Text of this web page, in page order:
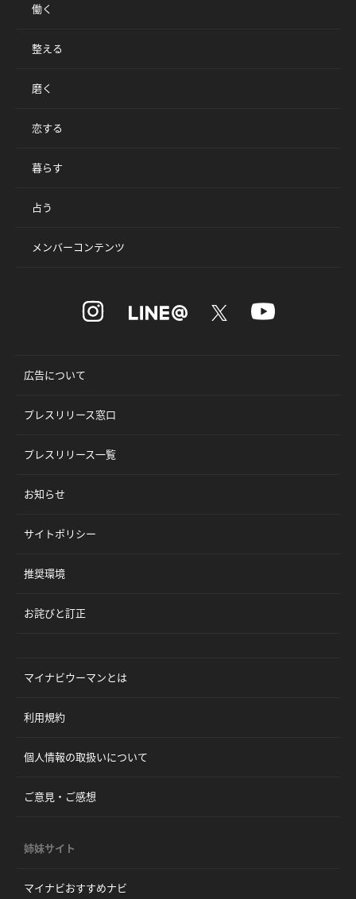
働く
整える
磨く
恋する
暮らす
占う
メンバーコンテンツ
広告について
プレスリリース窓口
プレスリリース一覧
お知らせ
サイトポリシー
推奨環境
お詫びと訂正
マイナビウーマンとは
利用規約
個人情報の取扱いについて
ご意見・ご感想
姉妹サイト
マイナビおすすめナビ